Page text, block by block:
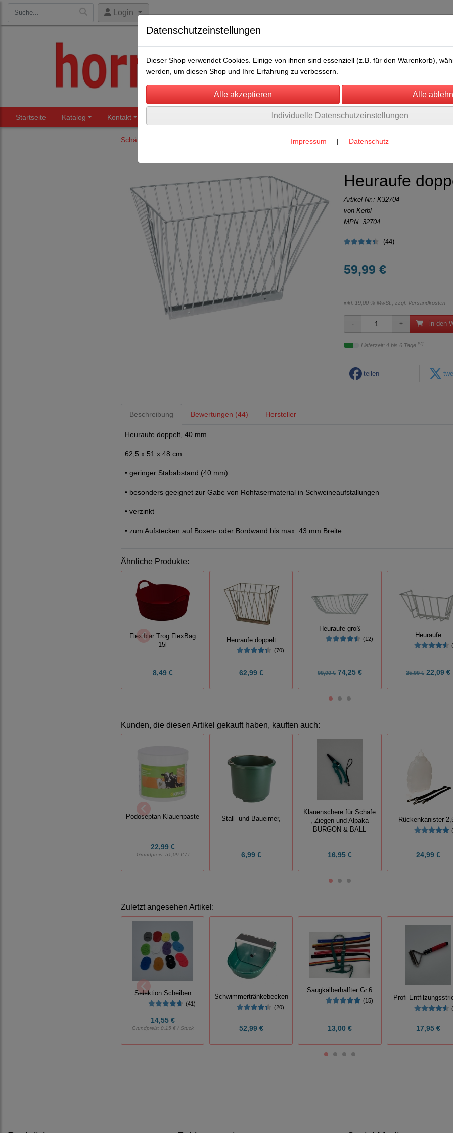
Login
Startseite Katalog Kontakt Über uns Umwelt Rechtliches
Schäfereibedarf (2)
Heuraufe
Artikel-Nr.: K32704
von Kerbl
MPN: 32704
(44)
59,99 €
inkl. 19,00 % MwSt., zzgl. Versandkosten
in den
Lieferzeit: 4 bis 6 Tage [*2]
teilen
Beschreibung Bewertungen (44) Hersteller
Heuraufe doppelt, 40 mm
62,5 x 51 x 48 cm
• geringer Stababstand (40 mm)
• besonders geeignet zur Gabe von Rohfasermaterial in Schweineaufstallungen
• verzinkt
• zum Aufstecken auf Boxen- oder Bordwand bis max. 43 mm Breite
Ähnliche Produkte:
Flexibler Trog FlexBag
15l
8,49 €
Heuraufe doppelt
(70)
62,99 €
Heuraufe groß
(12)
99,00 €74,25 €
Heuraufe
25,99 € 22,09 €
Kunden, die diesen Artikel gekauft haben, kauften auch:
Podoseptan Klauenpaste
22,99 €
Grundpreis: 51,09 € / l
Stall- und Baueimer,
6,99 €
Klauenschere für Schafe
, Ziegen und Alpaka
BURGON & BALL
16,95 €
Rückenkanister 2,5
24,99 €
Zuletzt angesehen Artikel:
Selektion Scheiben
(41)
14,55 €
Grundpreis: 0,15 € / Stück
Schwimmertränkebecken
(20)
52,99 €
Saugkälberhalfter Gr.6
(15)
13,00 €
Profi
17,95 €
Datenschutzeinstellungen
Dieser Shop verwendet Cookies. Einige von ihnen sind essenziell (z.B. für den Warenkorb),
werden, um diesen Shop und Ihre Erfahrung zu verbessern.
Individuelle Datenschutzeinstellungen
Impressum | Datenschutz